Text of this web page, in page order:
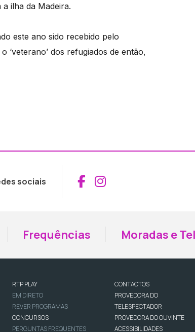
ilha da Madeira.
este ano sido recebido pelo
‘veterano’ dos refugiados de então,
sociais Aceder ao
Aceder ao
Frequências Moradas e
RTP PLAY
EM DIRETO
REVER PROGRAMAS
CONCURSOS
PERGUNTAS FREQUENTES
CONTACTOS
PROVEDORA DO
TELESPECTADOR
PROVEDORA DO OUVINTE
ACESSIBILIDADES